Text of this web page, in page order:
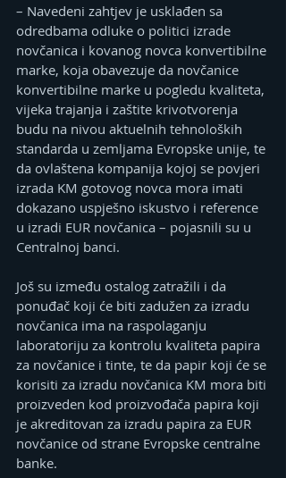
– Navedeni zahtjev je usklađen sa
odredbama odluke o politici izrade
novčanica i kovanog novca konvertibilne
marke, koja obavezuje da novčanice
konvertibilne marke u pogledu kvaliteta,
vijeka trajanja i zaštite krivotvorenja
budu na nivou aktuelnih tehnoloških
standarda u zemljama Evropske unije, te
da ovlaštena kompanija kojoj se povjeri
izrada KM gotovog novca mora imati
dokazano uspješno iskustvo i reference
u izradi EUR novčanica – pojasnili su u
Centralnoj banci.
Još su između ostalog zatražili i da
ponuđač koji će biti zadužen za izradu
novčanica ima na raspolaganju
laboratoriju za kontrolu kvaliteta papira
za novčanice i tinte, te da papir koji će se
korisiti za izradu novčanica KM mora biti
proizveden kod proizvođača papira koji
je akreditovan za izradu papira za EUR
novčanice od strane Evropske centralne
banke.